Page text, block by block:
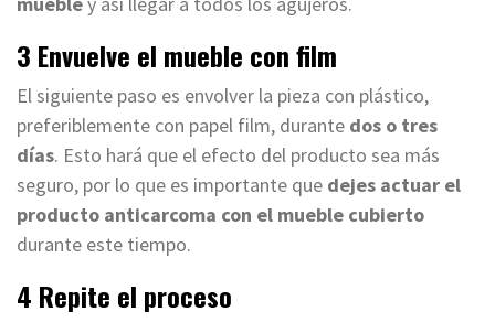
3 Envuelve el mueble con film
El siguiente paso es envolver la pieza con plástico,
preferiblemente con papel film, durante dos o tres
días. Esto hará que el efecto del producto sea más
seguro, por lo que es importante que dejes actuar el
producto anticarcoma con el mueble cubierto
durante este tiempo.
4 Repite el proceso